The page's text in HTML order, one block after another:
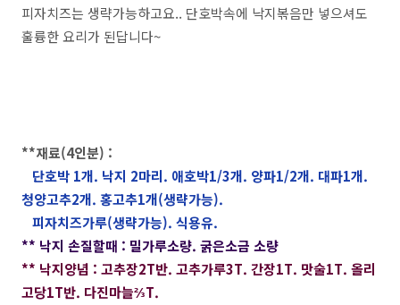
피자치즈는 생략가능하고요.. 단호박속에 낙지볶음만 넣으셔도
훌륭한 요리가 된답니다~
**재료(4인분) :
단호박 1개. 낙지 2마리. 애호박1/3개. 양파1/2개. 대파1개.
청양고추2개. 홍고추1개(생략가능).
피자치즈가루(생략가능). 식용유.
** 낙지 손질할때 : 밀가루소량. 굵은소금 소량
** 낙지양념 : 고추장2T반. 고추가루3T. 간장1T. 맛술1T. 올리
고당1T반. 다진마늘⅔T.